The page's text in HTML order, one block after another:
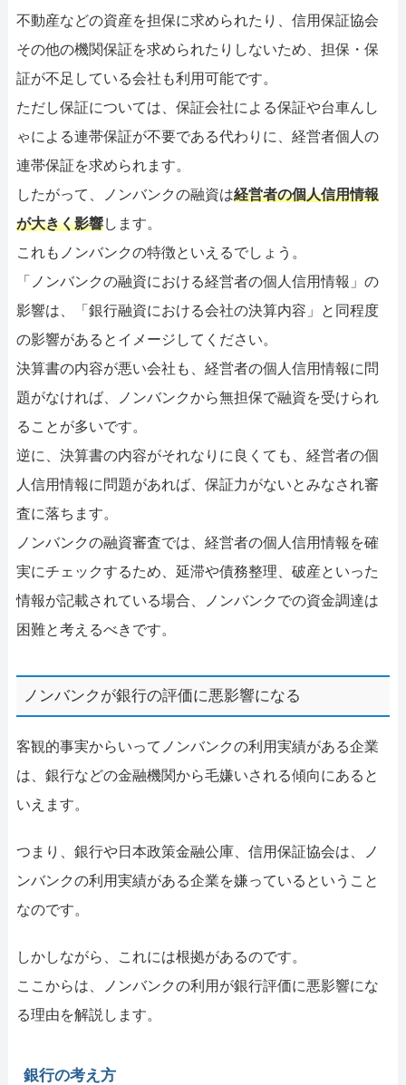
不動産などの資産を担保に求められたり、信用保証協会
その他の機関保証を求められたりしないため、担保・保
証が不足している会社も利用可能です。
ただし保証については、保証会社による保証や台車んし
ゃによる連帯保証が不要である代わりに、経営者個人の
連帯保証を求められます。
したがって、ノンバンクの融資は経営者の個人信用情報
が大きく影響します。
これもノンバンクの特徴といえるでしょう。
「ノンバンクの融資における経営者の個人信用情報」の
影響は、「銀行融資における会社の決算内容」と同程度
の影響があるとイメージしてください。
決算書の内容が悪い会社も、経営者の個人信用情報に問
題がなければ、ノンバンクから無担保で融資を受けられ
ることが多いです。
逆に、決算書の内容がそれなりに良くても、経営者の個
人信用情報に問題があれば、保証力がないとみなされ審
査に落ちます。
ノンバンクの融資審査では、経営者の個人信用情報を確
実にチェックするため、延滞や債務整理、破産といった
情報が記載されている場合、ノンバンクでの資金調達は
困難と考えるべきです。
ノンバンクが銀行の評価に悪影響になる
客観的事実からいってノンバンクの利用実績がある企業
は、銀行などの金融機関から毛嫌いされる傾向にあると
いえます。
つまり、銀行や日本政策金融公庫、信用保証協会は、ノ
ンバンクの利用実績がある企業を嫌っているということ
なのです。
しかしながら、これには根拠があるのです。
ここからは、ノンバンクの利用が銀行評価に悪影響にな
る理由を解説します。
銀行の考え方